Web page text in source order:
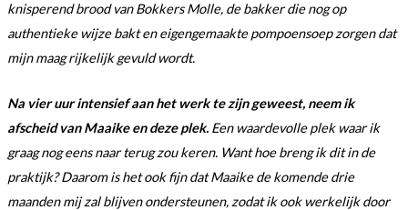
knisperend brood van Bokkers Molle, de bakker die nog op
authentieke wijze bakt en eigengemaakte pompoensoep zorgen dat
mijn maag rijkelijk gevuld wordt.
Na vier uur intensief aan het werk te zijn geweest, neem ik
afscheid van Maaike en deze plek. Een waardevolle plek waar ik
graag nog eens naar terug zou keren. Want hoe breng ik dit in de
praktijk? Daarom is het ook fijn dat Maaike de komende drie
maanden mij zal blijven ondersteunen, zodat ik ook werkelijk door